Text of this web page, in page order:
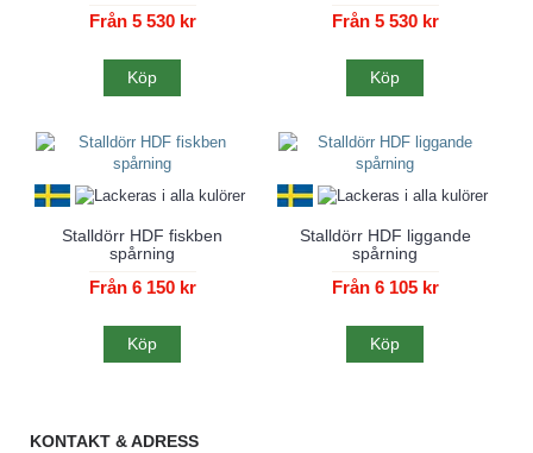
Från 5 530 kr
Köp
Från 5 530 kr
Köp
Stalldörr HDF fiskben
spårning
Från 6 150 kr
Köp
Stalldörr HDF liggande
spårning
Från 6 105 kr
Köp
KONTAKT & ADRESS